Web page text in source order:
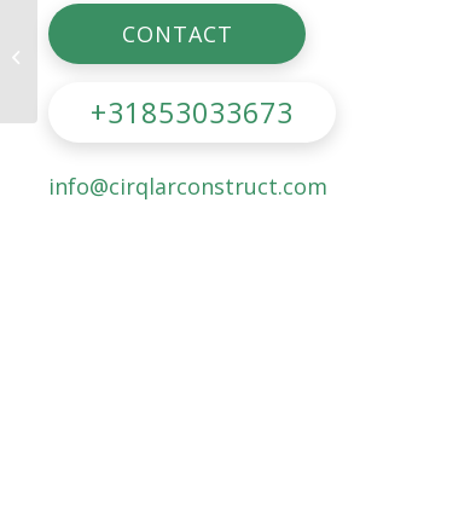
Cirqlar Farben
CONTACT
+31853033673
info@cirqlarconstruct.com
Project: Park
Heerengoed